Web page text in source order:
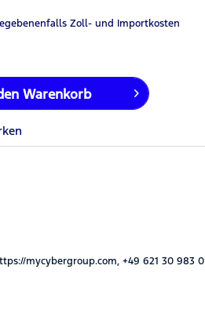
Zoll- und Importkosten
Warenkorb
mycybergroup.com, +49 621 30 983 0